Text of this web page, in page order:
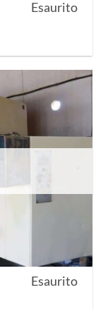
Esaurito
Esaurito